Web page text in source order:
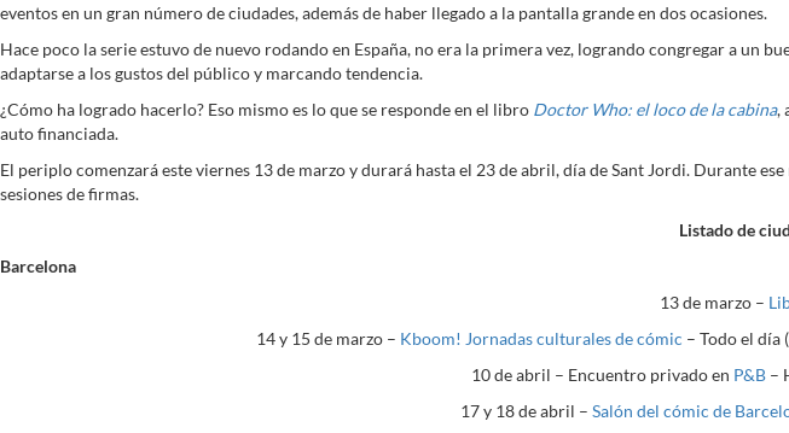
eventos en un gran número de ciudades, además de haber llegado a la pantalla grande en dos ocasiones.
Hace poco la serie estuvo de nuevo rodando en España, no era la primera vez, logrando congregar a un
adaptarse a los gustos del público y marcando tendencia.
¿Cómo ha logrado hacerlo? Eso mismo es lo que se responde en el libro Doctor Who: el loco de la cabina,
auto financiada.
El periplo comenzará este viernes 13 de marzo y durará hasta el 23 de abril, día de Sant Jordi. Durante
sesiones de firmas.
Listado de
Barcelona
13 de marzo –
14 y 15 de marzo – Kboom! Jornadas culturales de cómic – Todo el día
10 de abril – Encuentro privado en P&B –
17 y 18 de abril – Salón del cómic de